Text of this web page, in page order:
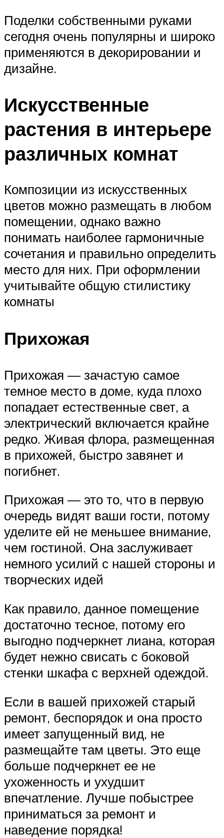
Поделки собственными руками
сегодня очень популярны и широко
применяются в декорировании и
дизайне.
Искусственные
растения в интерьере
различных комнат
Композиции из искусственных
цветов можно размещать в любом
помещении, однако важно
понимать наиболее гармоничные
сочетания и правильно определить
место для них. При оформлении
учитывайте общую стилистику
комнаты
Прихожая
Прихожая — зачастую самое
темное место в доме, куда плохо
попадает естественные свет, а
электрический включается крайне
редко. Живая флора, размещенная
в прихожей, быстро завянет и
погибнет.
Прихожая — это то, что в первую
очередь видят ваши гости, потому
уделите ей не меньшее внимание,
чем гостиной. Она заслуживает
немного усилий с нашей стороны и
творческих идей
Как правило, данное помещение
достаточно тесное, потому его
выгодно подчеркнет лиана, которая
будет нежно свисать с боковой
стенки шкафа с верхней одеждой.
Если в вашей прихожей старый
ремонт, беспорядок и она просто
имеет запущенный вид, не
размещайте там цветы. Это еще
больше подчеркнет ее не
ухоженность и ухудшит
впечатление. Лучше побыстрее
приниматься за ремонт и
наведение порядка!